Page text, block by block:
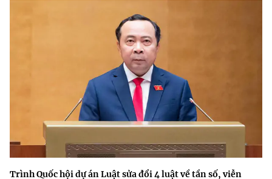
Trình Quốc hội dự án Luật sửa đổi 4 luật về tần số, viễn